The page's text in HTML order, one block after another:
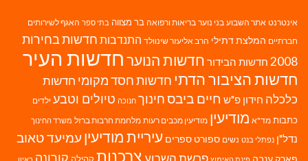
אינטרנט אתר השבוע בני נוער בריאות ורפואה בר מצווה בתי ספר האגף לשירותים
חברתיים המלצת דתילי הרב אליעזר שינוולד התנדבות חדשות בחירות
2008 חדשות הבידור חדשות הנוערחדשות העיר
חדשות הציבור הדתי חדשות חסד מקומי חדשות
כלכלה חידון פ"ש חיים ביבסחינוך חנוכה טיולים וטבע ילדים
כתבות מד"א מודיעין מודיעין מכבים רעות מלחמת חרבות ברזל משרד החינוך
נדל"ן נפתלי בנט נשים ספורט ספרים עיריית מודיעין עמיעד טאוב
פינת האימוץ פרשת השבוע צרכנות קורונה ראיון